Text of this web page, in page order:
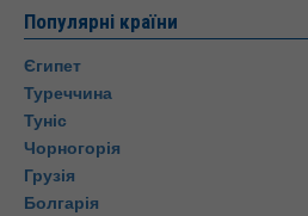
Популярні країни
Єгипет
Туреччина
Туніс
Чорногорія
Грузія
Болгарія